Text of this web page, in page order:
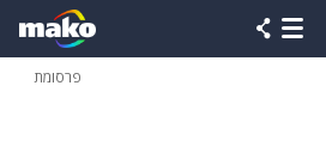
פרסומת